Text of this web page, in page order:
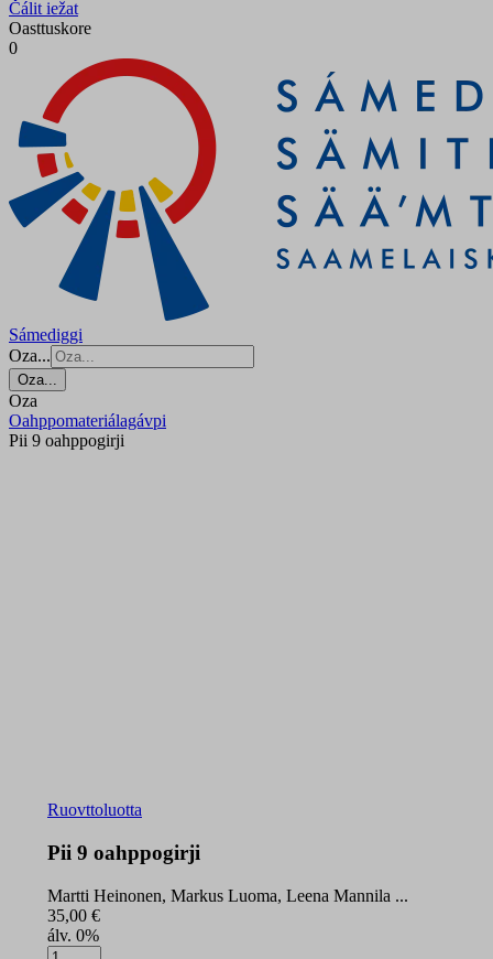
Čálit iežat
Oasttuskore
0
Sámediggi
Oza...
Oza...
Oza
Oahppomateriálagávpi
Pii 9 oahppogirji
Ruovttoluotta
Pii 9 oahppogirji
Martti Heinonen, Markus Luoma, Leena Mannila ...
35,00 €
álv. 0%
Pii